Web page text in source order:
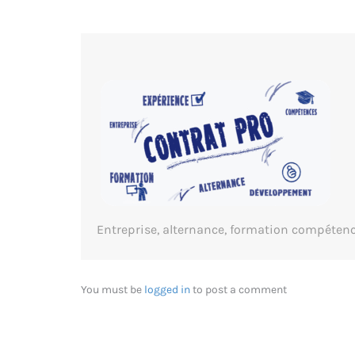
Entreprise, alternance, formation
You must be logged into post a comment